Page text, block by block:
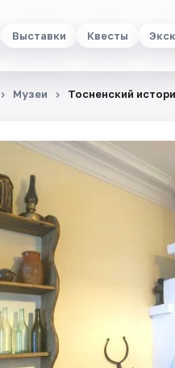
Выставки Квесты
Музеи Тосненский